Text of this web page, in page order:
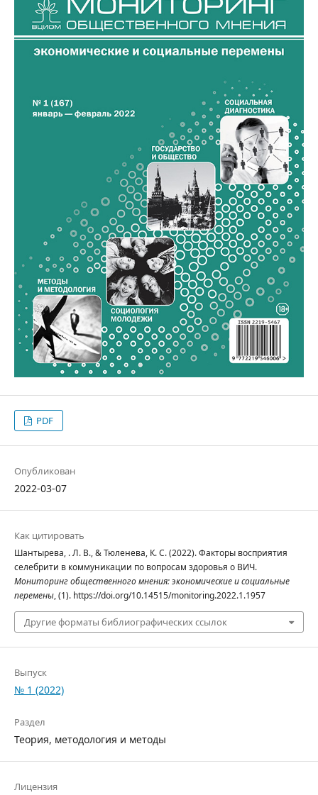
PDF
Опубликован
2022-03-07
Как цитировать
Шантырева, . Л. В., & Тюленева, К. С. (2022). Факторы восприятия
селебрити в коммуникации по вопросам здоровья о ВИЧ.
Мониторинг общественного мнения: экономические и социальные
перемены, (1). https://doi.org/10.14515/monitoring.2022.1.1957
Другие форматы библиографических ссылок
Выпуск
№ 1 (2022)
Раздел
Теория, методология и методы
Лицензия